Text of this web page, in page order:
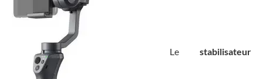
Le stabilisateur